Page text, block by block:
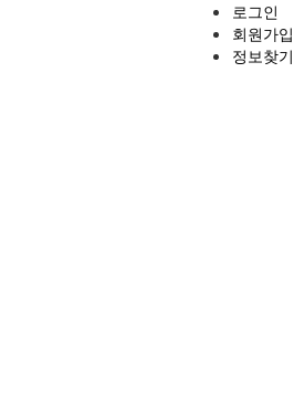
로그인
회원가입
정보찾기